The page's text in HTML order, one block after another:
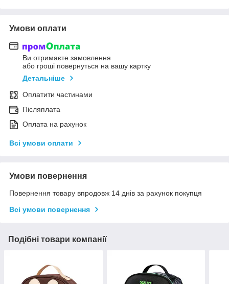
Умови оплати
Ви отримаєте замовлення
або гроші повернуться на вашу картку
Детальніше
Оплатити частинами
Післяплата
Оплата на рахунок
Всі умови оплати
Умови повернення
Повернення товару впродовж 14 днів за рахунок покупця
Всі умови повернення
Подібні товари компанії